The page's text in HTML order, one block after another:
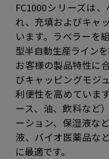
FC1000シリーズは
れ、充填およびキャ
います。ラベラーを
型半自動生産ライン
お客様の製品特性に
びキャッピングモジ
利便性を高めていま
ース、油、飲料など
ーション、保湿液な
液、バイオ医薬品な
に最適です。